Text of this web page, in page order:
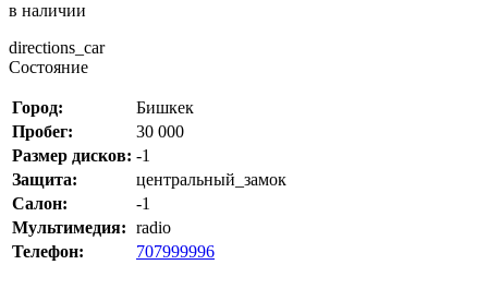
в наличии
directions_car
Состояние
Город:
Бишкек
Пробег:
30 000
Размер дисков: -1
Защита:
центральный_замок
Салон:
-1
Мультимедия: radio
Телефон:
707999996